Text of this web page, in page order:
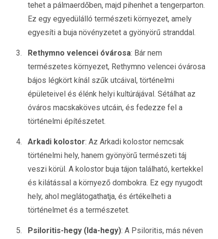
tehet a pálmaerdőben, majd pihenhet a tengerparton.
Ez egy egyedülálló természeti környezet, amely
egyesíti a buja növényzetet a gyönyörű stranddal.
Rethymno velencei óvárosa: Bár nem
természetes környezet, Rethymno velencei óvárosa
bájos légkört kínál szűk utcáival, történelmi
épületeivel és élénk helyi kultúrájával. Sétálhat az
óváros macskaköves utcáin, és fedezze fel a
történelmi építészetet.
Arkadi kolostor: Az Arkadi kolostor nemcsak
történelmi hely, hanem gyönyörű természeti táj
veszi körül. A kolostor buja tájon található, kertekkel
és kilátással a környező dombokra. Ez egy nyugodt
hely, ahol meglátogathatja, és értékelheti a
történelmet és a természetet.
Psiloritis-hegy (Ida-hegy): A Psiloritis, más néven